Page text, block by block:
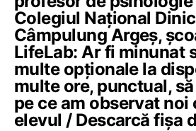
Colegiul Național
Câmpulung Argeș,
LifeLab: Ar fi minunat
multe opționale la
multe ore, punctual,
pe ce am observat noi
elevul / Descarcă fișa